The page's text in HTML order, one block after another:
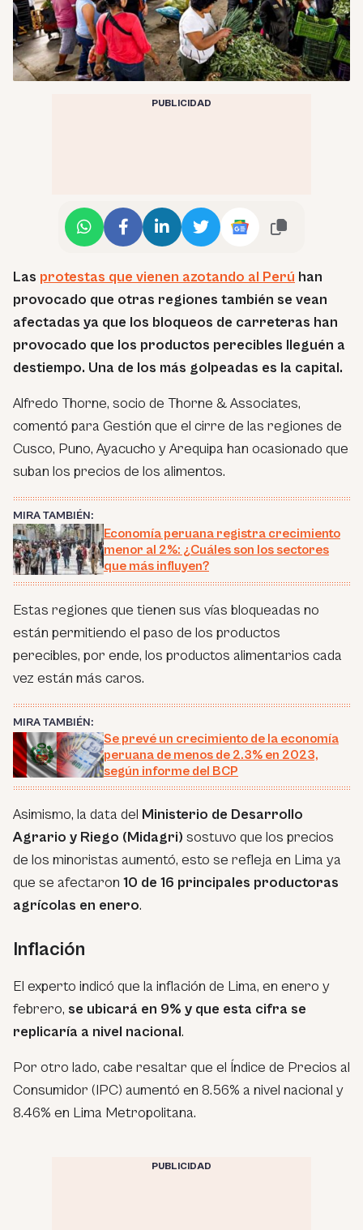
PUBLICIDAD
Las protestas que vienen azotando al Perú han
provocado que otras regiones también se vean
afectadas ya que los bloqueos de carreteras han
provocado que los productos perecibles lleguén a
destiempo. Una de los más golpeadas es la capital.
Alfredo Thorne, socio de Thorne & Associates,
comentó para Gestión que el cirre de las regiones de
Cusco, Puno, Ayacucho y Arequipa han ocasionado que
suban los precios de los alimentos.
MIRA TAMBIÉN:
Economía peruana registra crecimiento
menor al 2%: ¿Cuáles son los sectores
que más influyen?
Estas regiones que tienen sus vías bloqueadas no
están permitiendo el paso de los productos
perecibles, por ende, los productos alimentarios cada
vez están más caros.
MIRA TAMBIÉN:
Se prevé un crecimiento de la economía
peruana de menos de 2.3% en 2023,
según informe del BCP
Asimismo, la data del Ministerio de Desarrollo
Agrario y Riego (Midagri) sostuvo que los precios
de los minoristas aumentó, esto se refleja en Lima ya
que se afectaron 10 de 16 principales productoras
agrícolas en enero.
Inflación
El experto indicó que la inflación de Lima, en enero y
febrero, se ubicará en 9% y que esta cifra se
replicaría a nivel nacional.
Por otro lado, cabe resaltar que el Índice de Precios al
Consumidor (IPC) aumentó en 8.56% a nivel nacional y
8.46% en Lima Metropolitana.
PUBLICIDAD